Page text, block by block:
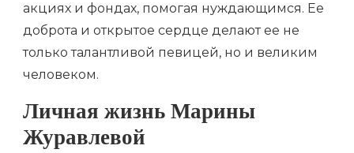
акциях и фондах, помогая нуждающимся. Ее
доброта и открытое сердце делают ее не
только талантливой певицей, но и великим
человеком.
Личная жизнь Марины
Журавлевой